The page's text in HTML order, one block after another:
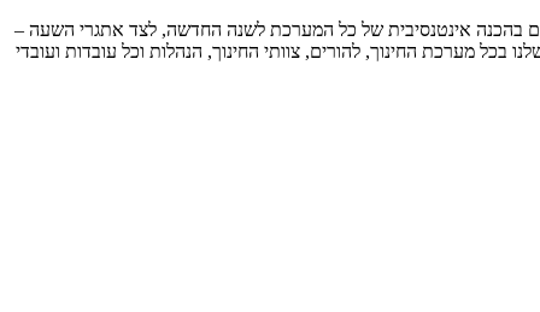
בהכנה אינטנסיבית של כל המערכת לשנה החדשה, לצד אתגרי השעה –
בכל מערכת החינוך, להורים, צוותי החינוך, הנהלות וכל עובדות ועובדי